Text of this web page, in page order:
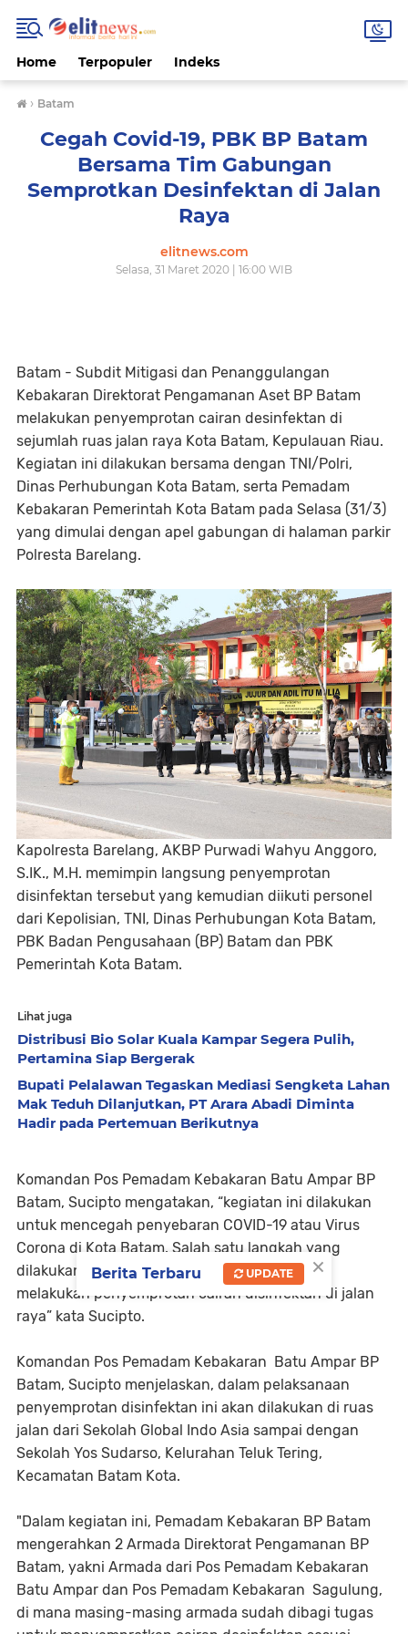
Home Terpopuler Indeks
› Batam
Cegah Covid-19, PBK BP Batam
Bersama Tim Gabungan
Semprotkan Desinfektan di Jalan
Raya
elitnews.com
Selasa, 31 Maret 2020 | 16:00 WIB
Batam - Subdit Mitigasi dan Penanggulangan
Kebakaran Direktorat Pengamanan Aset BP Batam
melakukan penyemprotan cairan desinfektan di
sejumlah ruas jalan raya Kota Batam, Kepulauan Riau.
Kegiatan ini dilakukan bersama dengan TNI/Polri,
Dinas Perhubungan Kota Batam, serta Pemadam
Kebakaran Pemerintah Kota Batam pada Selasa (31/3)
yang dimulai dengan apel gabungan di halaman parkir
Polresta Barelang.
Kapolresta Barelang, AKBP Purwadi Wahyu Anggoro,
S.IK., M.H. memimpin langsung penyemprotan
disinfektan tersebut yang kemudian diikuti personel
dari Kepolisian, TNI, Dinas Perhubungan Kota Batam,
PBK Badan Pengusahaan (BP) Batam dan PBK
Pemerintah Kota Batam.
Lihat juga
Distribusi Bio Solar Kuala Kampar Segera Pulih,
Pertamina Siap Bergerak
Bupati Pelalawan Tegaskan Mediasi Sengketa Lahan
Mak Teduh Dilanjutkan, PT Arara Abadi Diminta
Hadir pada Pertemuan Berikutnya
Komandan Pos Pemadam Kebakaran Batu Ampar BP
Batam, Sucipto mengatakan, “kegiatan ini dilakukan
untuk mencegah penyebaran COVID-19 atau Virus
Corona di Kota Batam. Salah satu langkah yang
dilakukan bersama tim gabungan ini dengan
melakukan penyemprotan cairan disinfektan di jalan
raya” kata Sucipto.
Komandan Pos Pemadam Kebakaran Batu Ampar BP
Batam, Sucipto menjelaskan, dalam pelaksanaan
penyemprotan disinfektan ini akan dilakukan di ruas
jalan dari Sekolah Global Indo Asia sampai dengan
Sekolah Yos Sudarso, Kelurahan Teluk Tering,
Kecamatan Batam Kota.
"Dalam kegiatan ini, Pemadam Kebakaran BP Batam
mengerahkan 2 Armada Direktorat Pengamanan BP
Batam, yakni Armada dari Pos Pemadam Kebakaran
Batu Ampar dan Pos Pemadam Kebakaran Sagulung,
di mana masing-masing armada sudah dibagi tugas
×
Berita Terbaru UPDATE